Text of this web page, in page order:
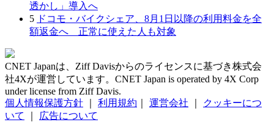
透かし」導入へ
5 ドコモ・バイクシェア、8月1日以降の利用料金を全
額返金へ 正常に使えた人も対象
CNET Japanは、Ziff Davisからのライセンスに基づき株式会
社4Xが運営しています。CNET Japan is operated by 4X Corp
under license from Ziff Davis.
個人情報保護方針
利用規約 運営会社
クッキーにつ
いて
広告について